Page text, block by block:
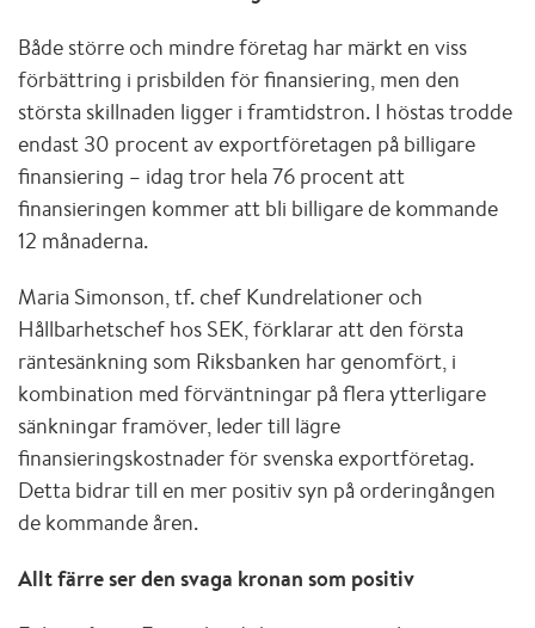
Både större och mindre företag har märkt en viss
förbättring i prisbilden för finansiering, men den
största skillnaden ligger i framtidstron. I höstas trodde
endast 30 procent av exportföretagen på billigare
finansiering – idag tror hela 76 procent att
finansieringen kommer att bli billigare de kommande
12 månaderna.
Maria Simonson, tf. chef Kundrelationer och
Hållbarhetschef hos SEK, förklarar att den första
räntesänkning som Riksbanken har genomfört, i
kombination med förväntningar på flera ytterligare
sänkningar framöver, leder till lägre
finansieringskostnader för svenska exportföretag.
Detta bidrar till en mer positiv syn på orderingången
de kommande åren.
Allt färre ser den svaga kronan som positiv